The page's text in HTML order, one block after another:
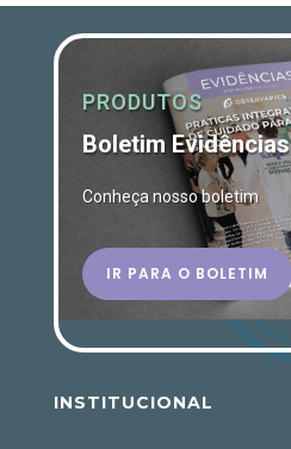
PRODUTOS
Boletim Evidências
Conheça nosso boletim
IR PARA O BOLETIM
INSTITUCIONAL